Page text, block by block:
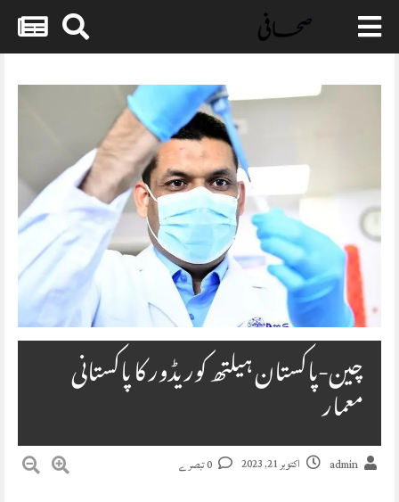
Skip
content
چین-پاکستان ہیلتھ کوریڈور کا پاکستانی
معمار
admin اکتوبر 21, 2023